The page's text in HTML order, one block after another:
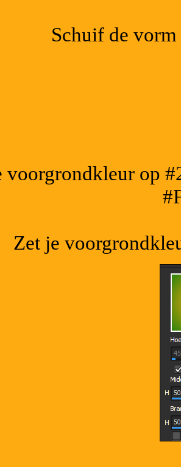
Schuif de
voorgrondkleur op
Zet je